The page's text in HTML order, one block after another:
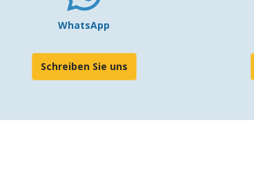
WhatsApp
Schreiben Sie uns